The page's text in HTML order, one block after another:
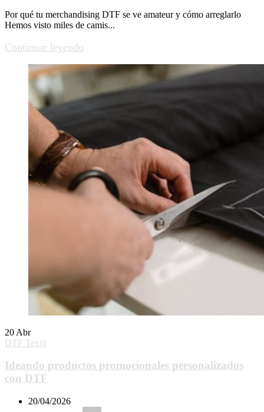
Por qué tu merchandising DTF se ve amateur y cómo arreglarlo
Hemos visto miles de camis...
Continuar leyendo
20 Abr
DTF Textil
Ideando productos promocionales personalizados
con DTF
20/04/2026